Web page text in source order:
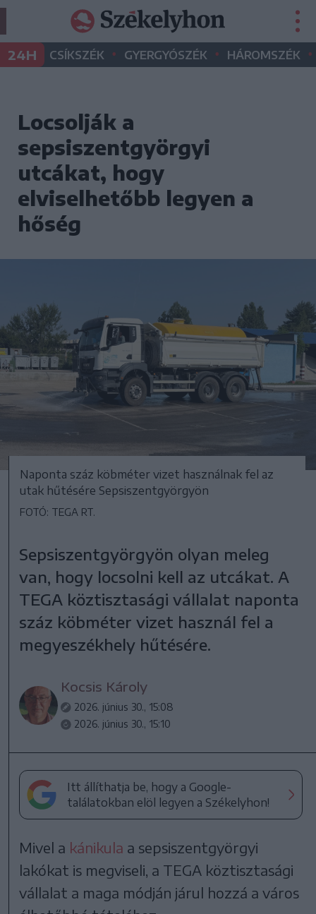
24H CSÍKSZÉK • GYERGYÓSZÉK • HÁROMSZÉK •
Locsolják a
sepsiszentgyörgyi
utcákat, hogy
elviselhetőbb legyen a
hőség
Naponta száz köbméter vizet használnak fel az
utak hűtésére Sepsiszentgyörgyön
FOTÓ: TEGA RT.
Sepsiszentgyörgyön olyan meleg
van, hogy locsolni kell az utcákat. A
TEGA köztisztasági vállalat naponta
száz köbméter vizet használ fel a
megyeszékhely hűtésére.
Kocsis Károly
2026. június 30., 15:08
2026. június 30., 15:10
Itt állíthatja be, hogy a Google-
találatokban elöl legyen a Székelyhon!
Mivel a kánikula a sepsiszentgyörgyi
lakókat is megviseli, a TEGA köztisztasági
vállalat a maga módján járul hozzá a város